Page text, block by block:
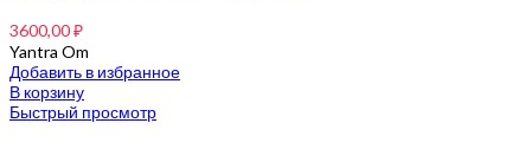
3600,00₽
Yantra Om
Добавить в избранное
В корзину
Быстрый просмотр